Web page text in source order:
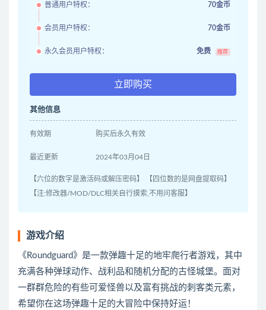
普通用户特权： 70金币
会员用户特权： 70金币
永久会员用户特权： 免费 推荐
立即购买
其他信息
有效期 购买后永久有效
最近更新 2024年03月04日
【六位的数字是激活码或解压密码】 【四位数的是网盘提取码】
【注:修改器/MOD/DLC相关自行摸索,不用问客服】
游戏介绍
《Roundguard》是一款弹趣十足的地牢爬行者游戏，其中
充满各种弹球动作、战利品和随机分配的古怪城堡。面对
一群群危险的有些可爱怪兽以及富有挑战的刺客类元素，
希望你在这场弹趣十足的大冒险中保持好运！